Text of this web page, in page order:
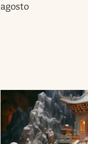
agosto